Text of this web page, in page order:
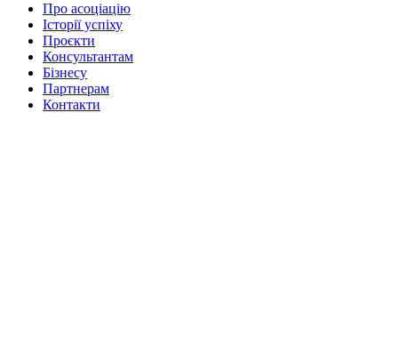
Про асоціацію
Історії успіху
Проєкти
Консультантам
Бізнесу
Партнерам
Контакти